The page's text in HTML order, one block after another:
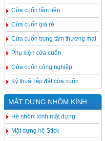
Cửa cuốn tấm liền
Cửa cuốn giá rẻ
Cửa cuốn trung tâm thương mại
Phụ kiện cửa cuốn
Cửa cuốn công nghiệp
Kỹ thuật lắp đặt cửa cuốn
MẶT DỰNG NHÔM KÍNH
Hệ nhôm kính mặt dựng
Mặt dựng hệ Stick